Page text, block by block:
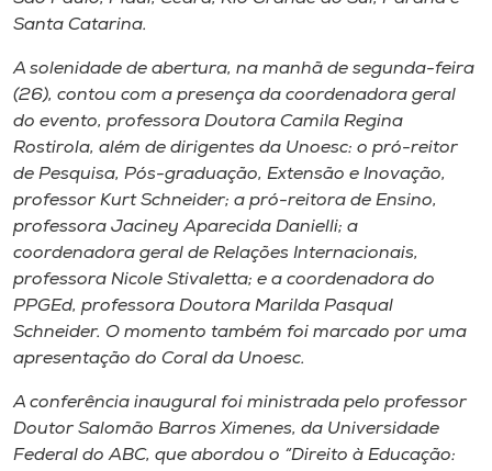
Santa Catarina.
A solenidade de abertura, na manhã de segunda-feira
(26), contou com a presença da coordenadora geral
do evento, professora Doutora Camila Regina
Rostirola, além de dirigentes da Unoesc: o pró-reitor
de Pesquisa, Pós-graduação, Extensão e Inovação,
professor Kurt Schneider; a pró-reitora de Ensino,
professora Jaciney Aparecida Danielli; a
coordenadora geral de Relações Internacionais,
professora Nicole Stivaletta; e a coordenadora do
PPGEd, professora Doutora Marilda Pasqual
Schneider. O momento também foi marcado por uma
apresentação do Coral da Unoesc.
A conferência inaugural foi ministrada pelo professor
Doutor Salomão Barros Ximenes, da Universidade
Federal do ABC, que abordou o “Direito à Educação: